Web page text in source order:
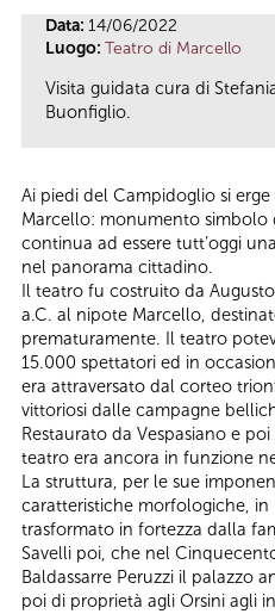
Data: 14/06/2022
Luogo: Teatro di Marcello
Visita guidata cura di
Buonfiglio.
Ai piedi del Campidoglio si
Marcello: monumento simbolo
continua ad essere tutt’oggi
nel panorama cittadino.
Il teatro fu costruito da
a.C. al nipote Marcello,
prematuramente. Il teatro
15.000 spettatori ed in
era attraversato dal corteo
vittoriosi dalle campagne
Restaurato da Vespasiano e
teatro era ancora in funzione
La struttura, per le sue
caratteristiche morfologiche,
trasformato in fortezza dalla
Savelli poi, che nel
Baldassarre Peruzzi il palazzo
poi di proprietà agli Orsini agli